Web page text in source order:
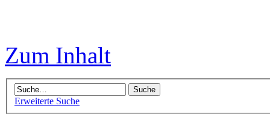
Zum Inhalt
Erweiterte Suche